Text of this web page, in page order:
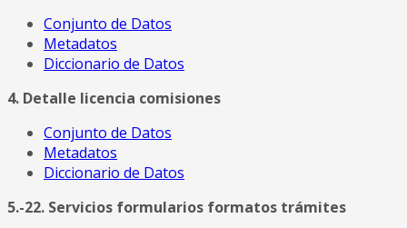
Conjunto de Datos
Metadatos
Diccionario de Datos
4. Detalle licencia comisiones
Conjunto de Datos
Metadatos
Diccionario de Datos
5.-22. Servicios formularios formatos trámites